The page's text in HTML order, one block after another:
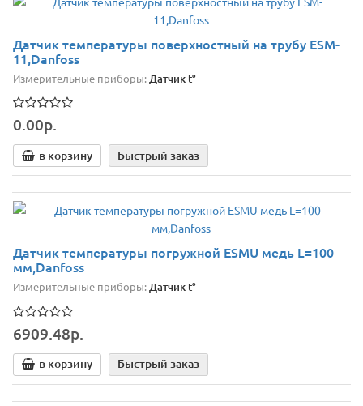
Датчик температуры поверхностный на трубу ESM-
11,Danfoss
Измерительные приборы:Датчик t°
0.00р.
в корзину Быстрый заказ
Датчик температуры погружной ESMU медь L=100
мм,Danfoss
Измерительные приборы:Датчик t°
6909.48р.
в корзину Быстрый заказ